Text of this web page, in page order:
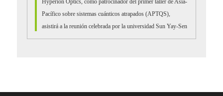
Pacífico sobre sistemas cuánticos atrapados (APTQS),
asistirá a la reunión celebrada por la universidad Sun Yay-Sen
en Zhong Shan del 8 al 10 de diciembre.